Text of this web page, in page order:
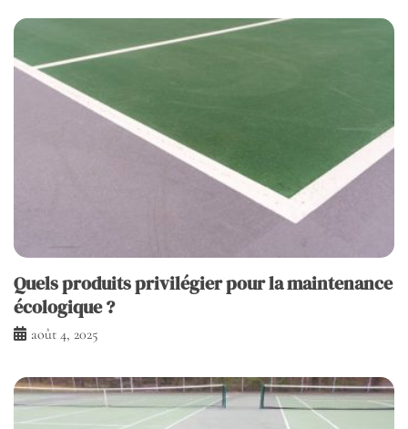
Quels produits privilégier pour la maintenance
écologique ?
août 4, 2025